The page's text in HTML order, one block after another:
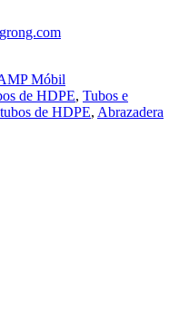
Móbil
de HDPE, Tubos e
de HDPE, Abrazadera